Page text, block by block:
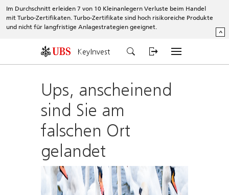
Im Durchschnitt erleiden 7 von 10 Kleinanlegern Verluste beim Handel
mit Turbo-Zertifikaten. Turbo-Zertifikate sind hoch risikoreiche Produkte
und nicht für langfristige Anlagestrategien geeignet.
^
KeyInvest
Ups, anscheinend
sind Sie am
falschen Ort
gelandet